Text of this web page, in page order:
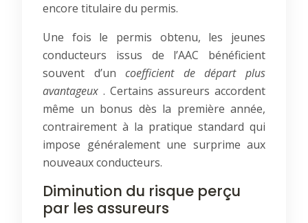
encore titulaire du permis.
Une fois le permis obtenu, les jeunes
conducteurs issus de l’AAC bénéficient
souvent d’uncoefficient de départ plus
avantageux . Certains assureurs accordent
même un bonus dès la première année,
contrairement à la pratique standard qui
impose généralement une surprime aux
nouveaux conducteurs.
Diminution du risque perçu
par les assureurs